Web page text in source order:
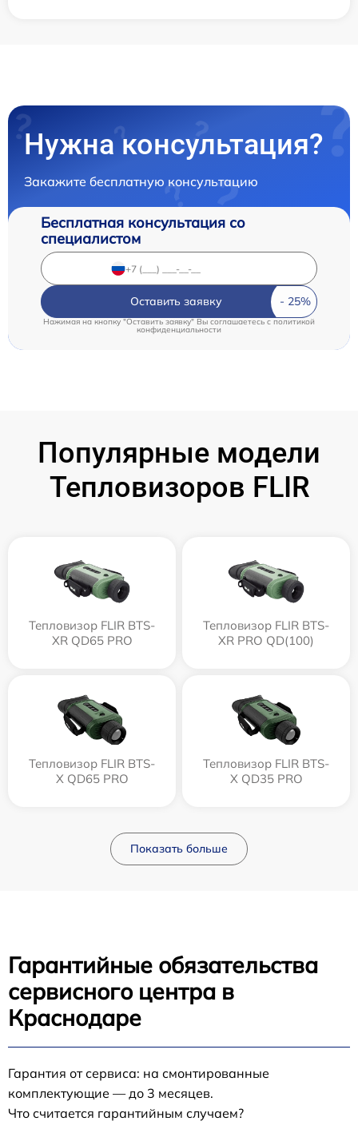
Нужна консультация?
Закажите бесплатную консультацию
Бесплатная консультация со
специалистом
Оставить заявку
Нажимая на кнопку "Оставить заявку" Вы соглашаетесь c политикой
конфиденциальности
Популярные модели
Тепловизоров FLIR
Тепловизор FLIR BTS-
XR QD65 PRO
Тепловизор FLIR BTS-
XR PRO QD(100)
Тепловизор FLIR BTS-
X QD65 PRO
Тепловизор FLIR BTS-
X QD35 PRO
Показать больше
Гарантийные обязательства
сервисного центра в
Краснодаре
Гарантия от сервиса: на смонтированные
комплектующие — до 3 месяцев.
Что считается гарантийным случаем?